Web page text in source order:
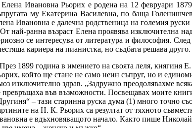
Ивановна Рьорих е родена на 12 февруари
му Екатерина Василевна, по баща
Ивановна е далечна родственица на големия
най-ранна възраст Елена проявява изключителна
се интересува от литература и философия.
кариера на пианистка, но съдбата решава друго.
1899 година в имението на своята леля,
който ще стане не само неин съпруг, но и
изключително здрав. „Задружно преодолявахме
превръщаха във възможности. Посвещавах моите
– тази старинна руска дума (1) много точно
на Н. К. Рьорих са резултат от тяхното
е вдъхновяващото начало. Както пише